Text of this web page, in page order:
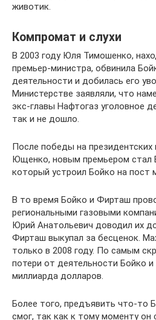
животик.
Компромат и слухи
В 2003 году Юля Тимошенко,
премьер-министра, обвинила
деятельности и добилась его
Министерстве заявляли, что
экс-главы Нафтогаз уголовное
так и не дошло.
После победы на
Ющенко, новым премьером стал
который устроил Бойко на пост
В то время Бойко и Фирташ
региональными газовыми
Юрий Анатольевич доводил их
Фирташ выкупал за бесценок.
только в 2008 году. По самым
потери от деятельности Бойко
миллиарда долларов.
Более того, предъявить что-то
смог, так как к тому моменту он